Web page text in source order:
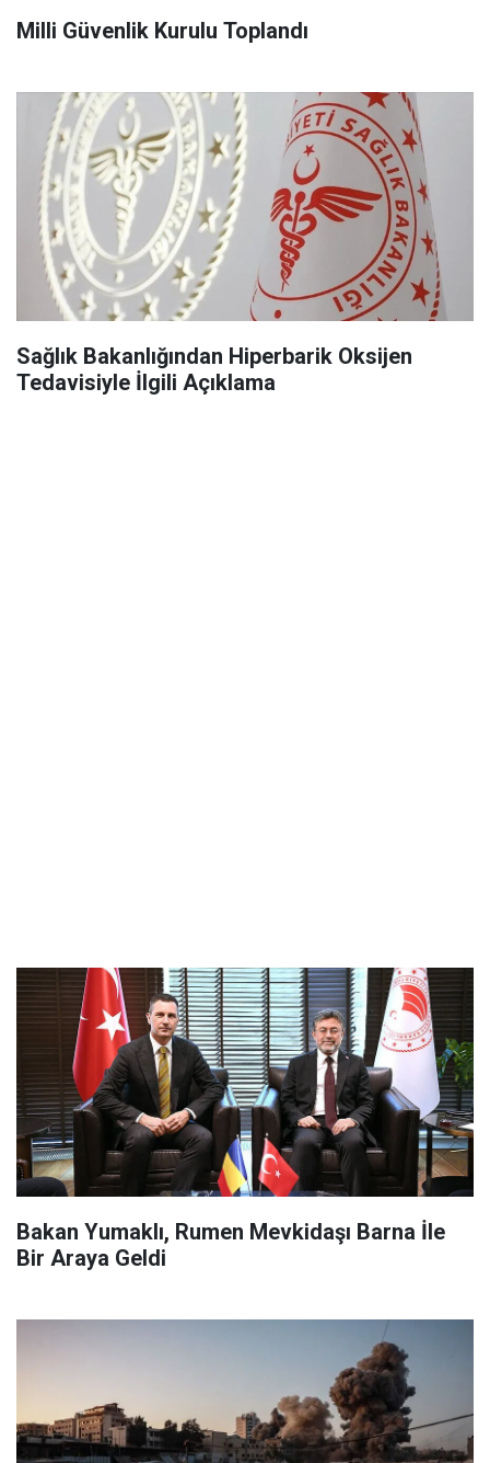
Milli Güvenlik Kurulu Toplandı
Sağlık Bakanlığından Hiperbarik Oksijen
Tedavisiyle İlgili Açıklama
Bakan Yumaklı, Rumen Mevkidaşı Barna İle
Bir Araya Geldi